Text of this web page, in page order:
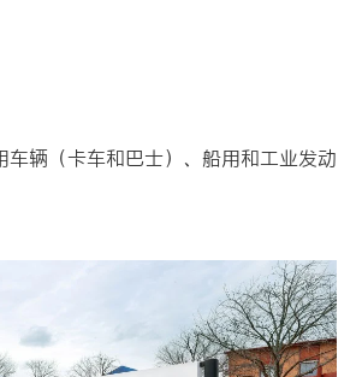
车辆（卡车和巴士）、船用和工业发动